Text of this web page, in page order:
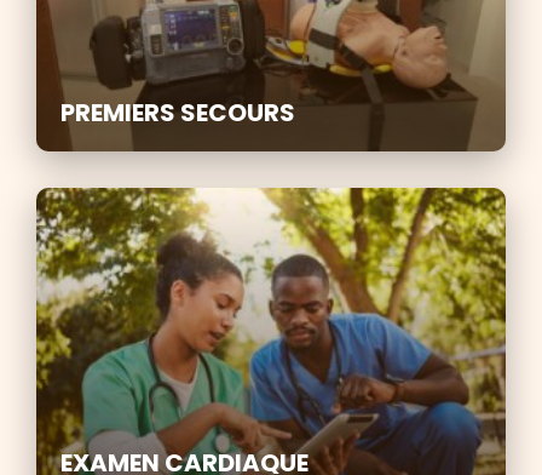
PREMIERS SECOURS
EXAMEN CARDIAQUE